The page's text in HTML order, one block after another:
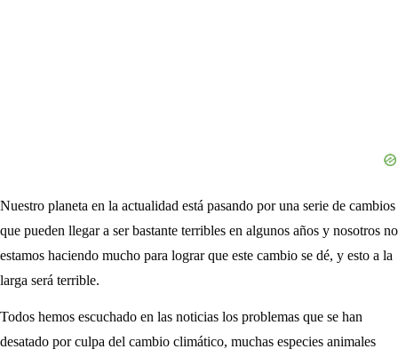
Nuestro planeta en la actualidad está pasando por una serie de cambios
que pueden llegar a ser bastante terribles en algunos años y nosotros no
estamos haciendo mucho para lograr que este cambio se dé, y esto a la
larga será terrible.
Todos hemos escuchado en las noticias los problemas que se han
desatado por culpa del cambio climático, muchas especies animales